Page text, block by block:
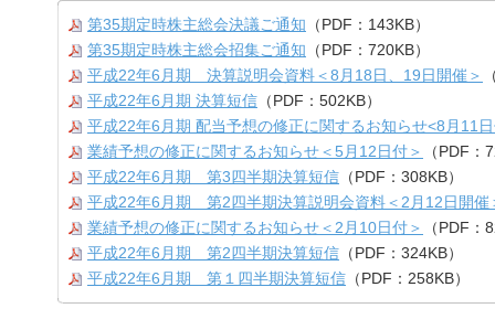
第35期定時株主総会決議ご通知 （PDF：143KB）
第35期定時株主総会招集ご通知 （PDF：720KB）
平成22年6月期 決算説明会資料＜8月18日、19日開催＞
平成22年6月期 決算短信 （PDF：502KB）
平成22年6月期 配当予想の修正に関するお知らせ<8月11
業績予想の修正に関するお知らせ＜5月12日付＞
（PDF：
平成22年6月期 第3四半期決算短信 （PDF：308KB）
平成22年6月期 第2四半期決算説明会資料＜2月12日開催
業績予想の修正に関するお知らせ＜2月10日付＞
（PDF：
平成22年6月期 第2四半期決算短信 （PDF：324KB）
平成22年6月期 第１四半期決算短信 （PDF：258KB）